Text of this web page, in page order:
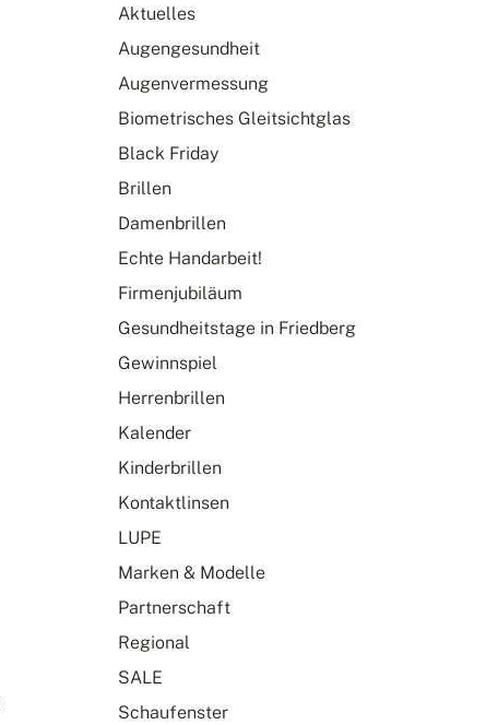
Aktuelles
Augengesundheit
Augenvermessung
Biometrisches Gleitsichtglas
Black Friday
Brillen
Damenbrillen
Echte Handarbeit!
Firmenjubiläum
Gesundheitstage in Friedberg
Gewinnspiel
Herrenbrillen
Kalender
Kinderbrillen
Kontaktlinsen
LUPE
Marken & Modelle
Partnerschaft
Regional
SALE
Schaufenster